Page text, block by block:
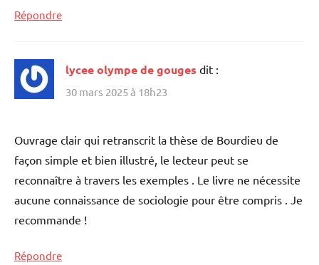
Répondre
lycee olympe de gouges dit :
30 mars 2025 à 18h23
Ouvrage clair qui retranscrit la thèse de Bourdieu de
façon simple et bien illustré, le lecteur peut se
reconnaître à travers les exemples . Le livre ne nécessite
aucune connaissance de sociologie pour être compris . Je
recommande !
Répondre